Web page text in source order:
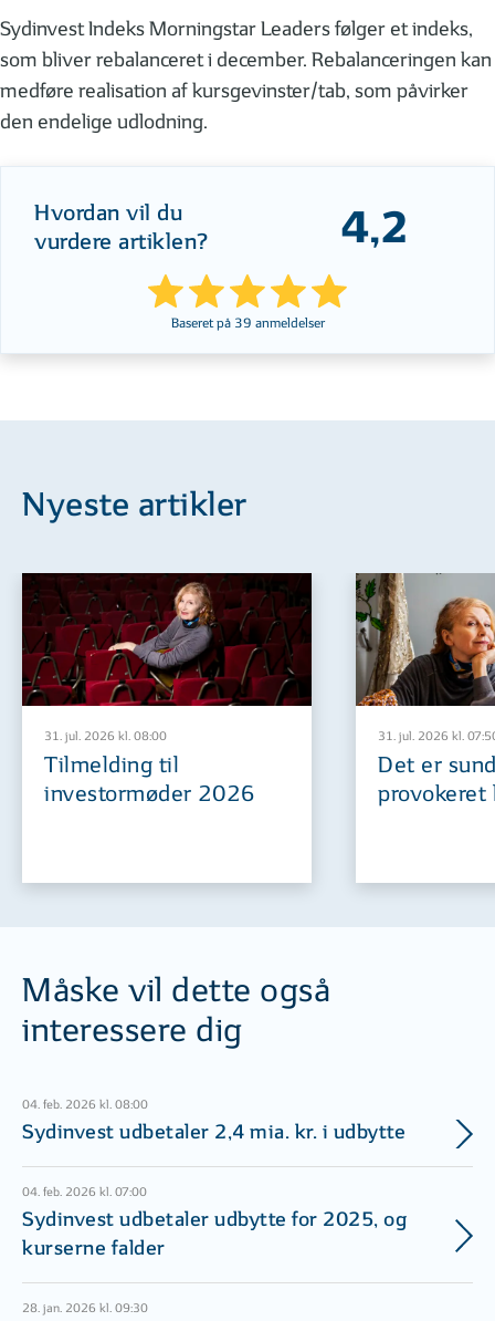
Sydinvest Indeks Morningstar Leaders følger et indeks,
som bliver rebalanceret i december. Rebalanceringen kan
medføre realisation af kursgevinster/tab, som påvirker
den endelige udlodning.
Hvordan vil du
vurdere artiklen?
4,2
Baseret på 39 anmeldelser
Nyeste artikler
31. jul. 2026 kl. 08:00
Tilmelding til
investormøder 2026
31. jul. 2026 kl.
Det er
provokeret
Måske vil dette også
interessere dig
04. feb. 2026 kl. 08:00
Sydinvest udbetaler 2,4 mia. kr. i udbytte
04. feb. 2026 kl. 07:00
Sydinvest udbetaler udbytte for 2025, og
kurserne falder
28. jan. 2026 kl. 09:30